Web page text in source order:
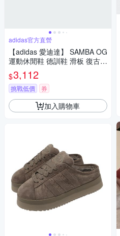
adidas官方直營
【adidas 愛迪達】 SAMBA OG
運動休閒鞋 德訓鞋 滑板 復古
女鞋 - Originals JR0035
$3,112
挑戰低價 券
加入購物車